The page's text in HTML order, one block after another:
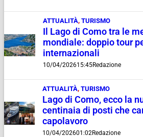
ATTUALITÀ, TURISMO
Il Lago di Como tra le
mondiale: doppio tour
internazionali
10/04/202615:45Redazione
ATTUALITÀ, TURISMO
Lago di Como, ecco la
centinaia di posti che
capolavoro
10/04/202601:02Redazione